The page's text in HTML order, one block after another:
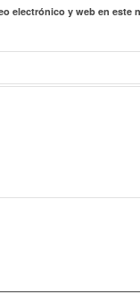
electrónico y web en este